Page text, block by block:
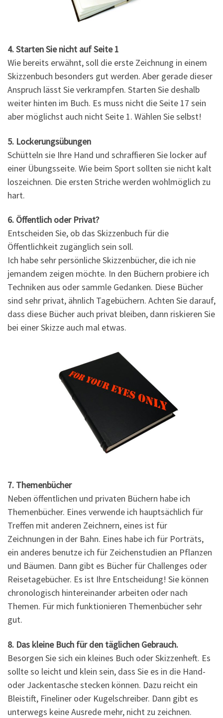
4. Starten Sie nicht auf Seite 1
Wie bereits erwähnt, soll die erste Zeichnung in einem
Skizzenbuch besonders gut werden. Aber gerade dieser
Anspruch lässt Sie verkrampfen. Starten Sie deshalb
weiter hinten im Buch. Es muss nicht die Seite 17 sein
aber möglichst auch nicht Seite 1. Wählen Sie selbst!
5. Lockerungsübungen
Schütteln sie Ihre Hand und schraffieren Sie locker auf
einer Übungsseite. Wie beim Sport sollten sie nicht kalt
loszeichnen. Die ersten Striche werden wohlmöglich zu
hart.
6. Öffentlich oder Privat?
Entscheiden Sie, ob das Skizzenbuch für die
Öffentlichkeit zugänglich sein soll.
Ich habe sehr persönliche Skizzenbücher, die ich nie
jemandem zeigen möchte. In den Büchern probiere ich
Techniken aus oder sammle Gedanken. Diese Bücher
sind sehr privat, ähnlich Tagebüchern. Achten Sie darauf,
dass diese Bücher auch privat bleiben, dann riskieren Sie
bei einer Skizze auch mal etwas.
7. Themenbücher
Neben öffentlichen und privaten Büchern habe ich
Themenbücher. Eines verwende ich hauptsächlich für
Treffen mit anderen Zeichnern, eines ist für
Zeichnungen in der Bahn. Eines habe ich für Porträts,
ein anderes benutze ich für Zeichenstudien an Pflanzen
und Bäumen. Dann gibt es Bücher für Challenges oder
Reisetagebücher. Es ist Ihre Entscheidung! Sie können
chronologisch hintereinander arbeiten oder nach
Themen. Für mich funktionieren Themenbücher sehr
gut.
8. Das kleine Buch für den täglichen Gebrauch.
Besorgen Sie sich ein kleines Buch oder Skizzenheft. Es
sollte so leicht und klein sein, dass Sie es in die Hand-
oder Jackentasche stecken können. Dazu reicht ein
Bleistift, Fineliner oder Kugelschreiber. Dann gibt es
unterwegs keine Ausrede mehr, nicht zu zeichnen.